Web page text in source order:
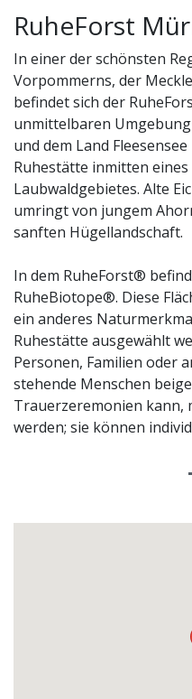
RuheForst
In einer der schönsten
Vorpommerns, der
befindet sich der
unmittelbaren
und dem Land
Ruhestätte inmitten
Laubwaldgebietes. Alte
umringt von jungem
sanften Hügellandschaft.
In dem RuheForst®
RuheBiotope®. Diese
ein anderes
Ruhestätte ausgewählt
Personen, Familien oder
stehende Menschen
Trauerzeremonien kann,
werden; sie können
Eine namentliche
Baum mit einem kleinen
inmitten des Waldes
Kundenrechte erfolgt